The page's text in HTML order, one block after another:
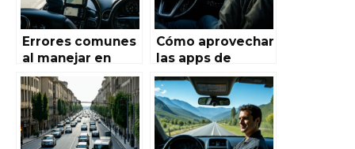
Errores comunes
al manejar en
España y cómo
evitarlos: la guía
definitiva de
Autoworld de
España
Cómo aprovechar
las apps de
navegación en
Autoworld de
España: Guía
completa para
conductores